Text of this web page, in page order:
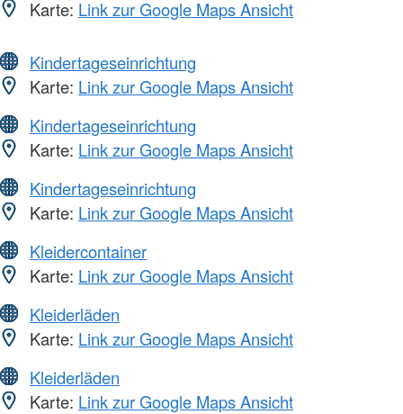
Karte: Link zur Google Maps Ansicht
Kindertageseinrichtung
Karte: Link zur Google Maps Ansicht
Kindertageseinrichtung
Karte: Link zur Google Maps Ansicht
Kindertageseinrichtung
Karte: Link zur Google Maps Ansicht
Kleidercontainer
Karte: Link zur Google Maps Ansicht
Kleiderläden
Karte: Link zur Google Maps Ansicht
Kleiderläden
Karte: Link zur Google Maps Ansicht